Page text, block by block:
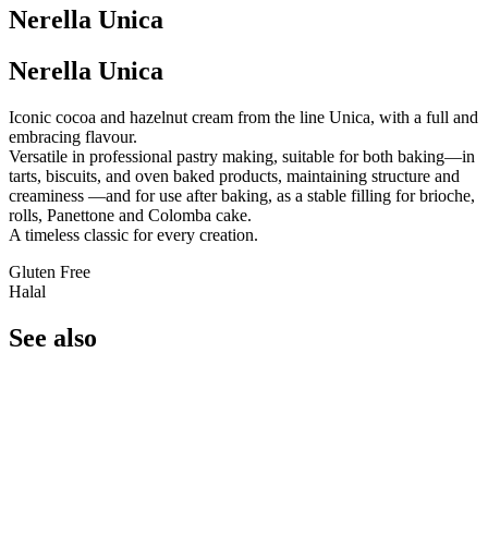
Nerella Unica
Nerella Unica
Iconic cocoa and hazelnut cream from the line Unica, with a full and
embracing flavour.
Versatile in professional pastry making, suitable for both baking—in
tarts, biscuits, and oven baked products, maintaining structure and
creaminess —and for use after baking, as a stable filling for brioche,
rolls, Panettone and Colomba cake.
A timeless classic for every creation.
Gluten Free
Halal
See also